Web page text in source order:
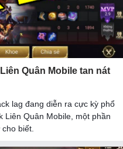
Quân Mobile tan nát
lag đang diễn ra cực kỳ phổ
Liên Quân Mobile, một phần
biết.